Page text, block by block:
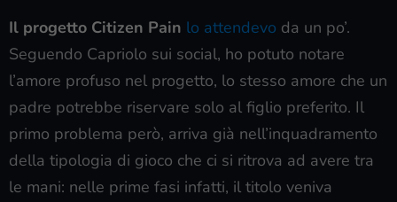
Il progetto Citizen Pain lo attendevo da un po’.
Seguendo Capriolo sui social, ho potuto notare
l’amore profuso nel progetto, lo stesso amore che un
padre potrebbe riservare solo al figlio preferito. Il
primo problema però, arriva già nell’inquadramento
della tipologia di gioco che ci si ritrova ad avere tra
le mani: nelle prime fasi infatti, il titolo veniva